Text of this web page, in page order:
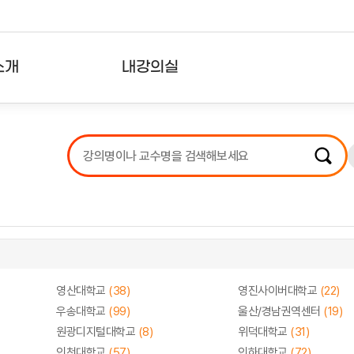
내강의실
강의리스트
수강확인증강의
영산대학교 (38) 영진사이버대학교 (22)
우송대학교 (99) 울산/경남권역센터 (19)
원광디지털대학교 (8) 위덕대학교 (31)